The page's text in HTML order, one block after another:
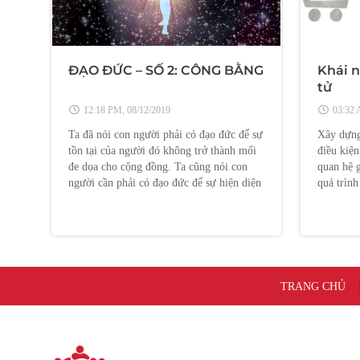
ĐẠO ĐỨC – SỐ 2: CÔNG BẰNG
12:18 PM, 08/12/2019
Ta đã nói con người phải có đạo đức để sự
tồn tại của người đó không trở thành mối
đe dọa cho cộng đồng. Ta cũng nói con
người cần phải có đạo đức để sự hiện diện
Khái
tử
03:32
Xây
điều
quan hệ
quá
TRANG CHỦ